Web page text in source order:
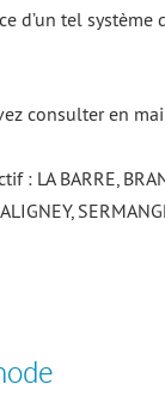
d’un tel système
consulter en
BARRE,